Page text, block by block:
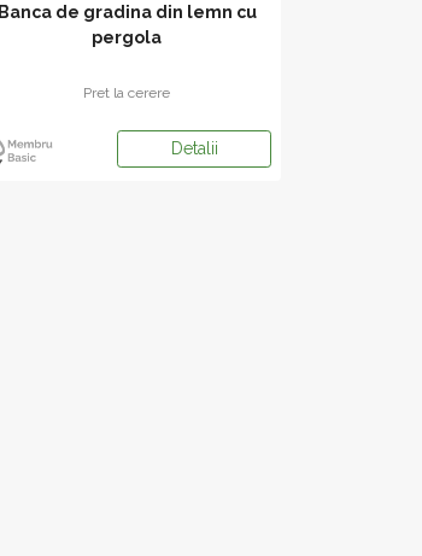
Banca de gradina din lemn cu
pergola
Pret la cerere
Detalii